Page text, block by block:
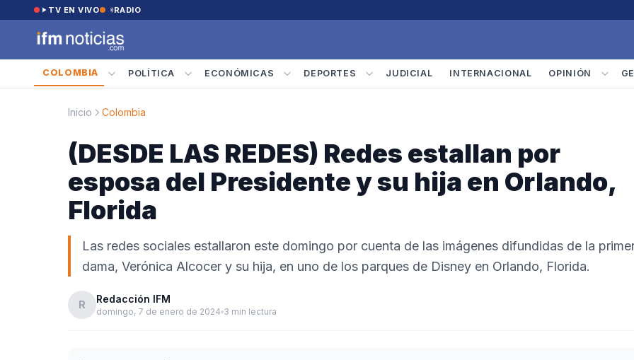
Saltar al contenido
TV EN VIVO RADIO
COLOMBIA POLÍTICA ECONÓMICAS DEPORTES JUDICIAL INTERNACIONAL OPINIÓN
Inicio Colombia
(DESDE LAS REDES) Redes estallan por
esposa del Presidente y su hija en Orlando,
Florida
Las redes sociales estallaron este domingo por cuenta de las imágenes difundidas de la
dama, Verónica Alcocer y su hija, en uno de los parques de Disney en Orlando, Florida.
R Redacción IFM
domingo, 7 de enero de 2024 3 min lectura